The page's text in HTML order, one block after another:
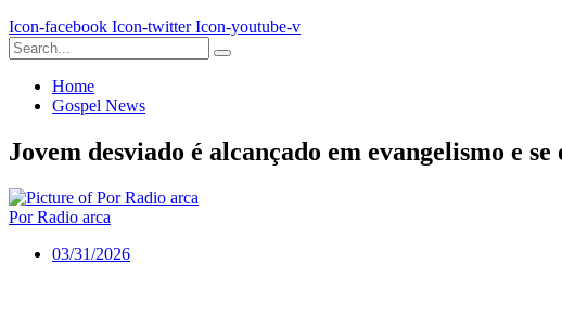
Icon-facebook Icon-twitter Icon-youtube-v
Home
Gospel News
Jovem desviado é alcançado em evangelismo e
Por Radio arca
03/31/2026